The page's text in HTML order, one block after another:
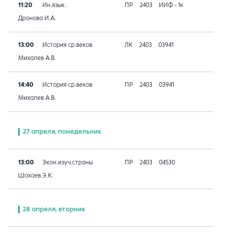
11:20 Ин.язык . ПР 2403 ИИФ - 1к
Дронова И.А.
13:00 История ср.веков ЛК 2403 03941
Михалев А.В.
14:40 История ср.веков ПР 2403 03941
Михалев А.В.
27 апреля, понедельник
13:00 Экон.изуч.страны ПР 2403 04530
Шохоев Э.К.
28 апреля, вторник